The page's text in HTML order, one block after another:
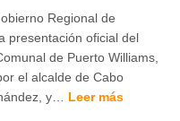
Regional de
presentación oficial del
de Puerto Williams,
el alcalde de Cabo
y… Leer más